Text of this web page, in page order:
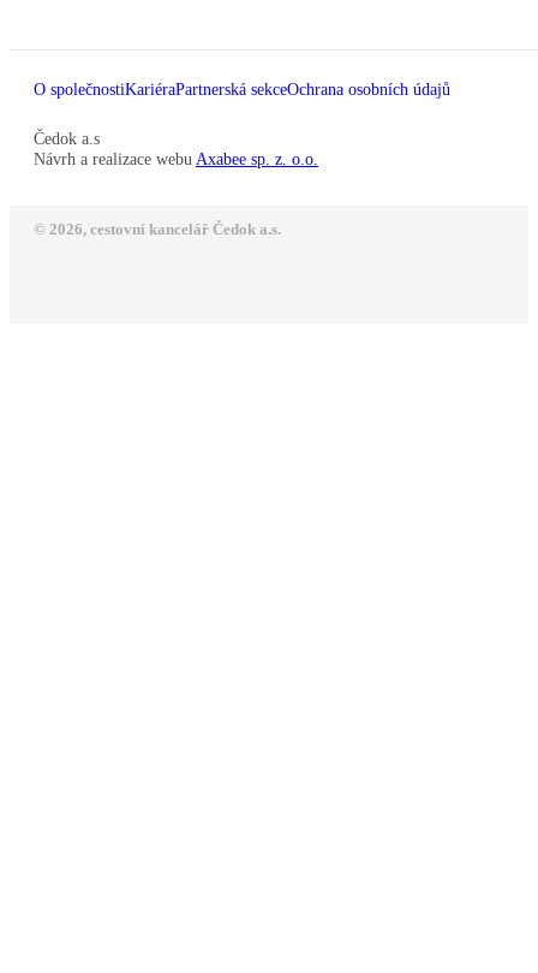
O společnostiKariéraPartnerská sekceOchrana osobních údajů
Čedok a.s
Návrh a realizace webu Axabee sp. z. o.o.
© 2026, cestovní kancelář Čedok a.s.